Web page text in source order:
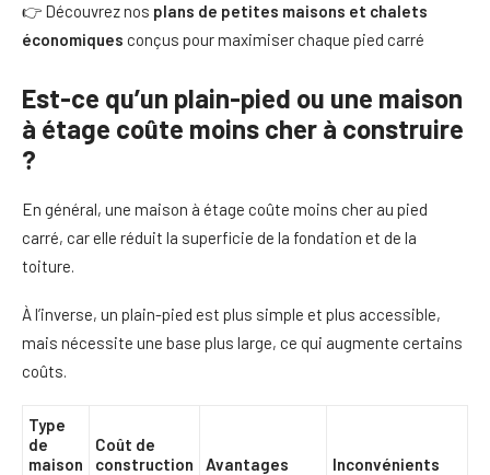
👉 Découvrez nos plans de petites maisons et chalets
économiques conçus pour maximiser chaque pied carré
Est-ce qu’un plain-pied ou une maison
à étage coûte moins cher à construire
?
En général, une maison à étage coûte moins cher au pied
carré, car elle réduit la superficie de la fondation et de la
toiture.
À l’inverse, un plain-pied est plus simple et plus accessible,
mais nécessite une base plus large, ce qui augmente certains
coûts.
Type
de
maison
Coût de
construction
Avantages Inconvénients